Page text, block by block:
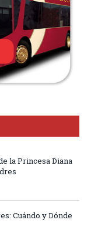
la Princesa Diana
Cuándo y Dónde